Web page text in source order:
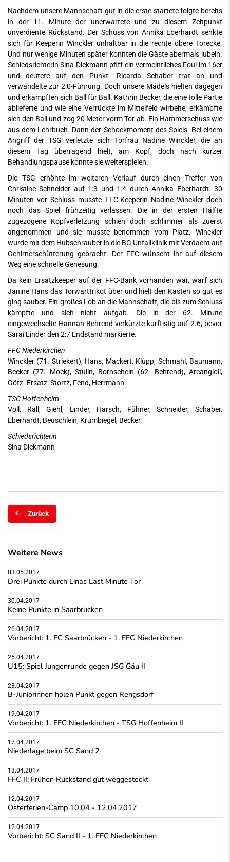
Nachdem unsere Mannschaft gut in die erste startete folgte bereits
in der 11. Minute der unerwartete und zu diesem Zeitpunkt
unverdiente Rückstand. Der Schuss von Annika Eberhardt senkte
sich für Keeperin Winckler unhaltbar in die rechte obere Torecke.
Und nur wenige Minuten später konnten die Gäste abermals jubeln.
Schiedsrichterin Sina Diekmann pfiff ein vermeintliches Foul im 16er
und deutete auf den Punkt. Ricarda Schaber trat an und
verwandelte zur 2:0-Führung. Doch unsere Mädels hielten dagegen
und erkämpften sich Ball für Ball. Kathrin Becker, die eine tolle Partie
ablieferte und wie eine Verrückte im Mittelfeld wirbelte, erkämpfte
sich den Ball und zog 20 Meter vorm Tor ab. Ein Hammerschuss wie
aus dem Lehrbuch. Dann der Schockmoment des Spiels. Bei einem
Angriff der TSG verletzte sich Torfrau Nadine Winckler, die an
diesem Tag überragend hielt, am Kopf, doch nach kurzer
Behandlungspause konnte sie weiterspielen.
Die TSG erhöhte im weiteren Verlauf durch einen Treffer von
Christine Schneider auf 1:3 und 1:4 durch Annika Eberhardt. 30
Minuten vor Schluss musste FFC-Keeperin Nadine Winckler doch
noch das Spiel frühzeitig verlassen. Die in der ersten Hälfte
zugezogene Kopfverletzung schien doch schlimmer als zuerst
angenommen und sie musste benommen vom Platz. Winckler
wurde mit dem Hubschrauber in die BG Unfallklinik mit Verdacht auf
Gehirnerschütterung gebracht. Der FFC wünscht ihr auf diesem
Weg eine schnelle Genesung.
Da kein Ersatzkeeper auf der FFC-Bank vorhanden war, warf sich
Janine Hans das Torwarttrikot über und hielt den Kasten so gut es
ging sauber. Ein großes Lob an die Mannschaft, die bis zum Schluss
kämpfte und sich nicht aufgab. Die in der 62. Minute
eingewechselte Hannah Behrend verkürzte kurftistig auf 2.6, bevor
Sarai Linder den 2:7 Endstand markierte.
FFC Niederkirchen
Winckler (71. Striekert), Hans, Mackert, Klupp, Schmahl, Baumann,
Becker (77. Mock), Stulin, Bornschein (62. Behrend), Arcangioli,
Götz. Ersatz: Stortz, Fend, Herrmann
TSG Hoffenheim
Voll, Rall, Giehl, Linder, Harsch, Fühner, Schneider, Schaber,
Eberhardt, Beuschlein, Krumbiegel, Becker
Schiedsrichterin
Sina Diekmann
Zurück
Weitere News
03.05.2017
Drei Punkte durch Linas Last Minute Tor
30.04.2017
Keine Punkte in Saarbrücken
26.04.2017
Vorbericht: 1. FC Saarbrücken - 1. FFC Niederkirchen
25.04.2017
U15: Spiel Jungenrunde gegen JSG Gäu II
23.04.2017
B-Juniorinnen holen Punkt gegen Rengsdorf
19.04.2017
Vorbericht: 1. FFC Niederkirchen - TSG Hoffenheim II
17.04.2017
Niederlage beim SC Sand 2
13.04.2017
FFC II: Frühen Rückstand gut weggesteckt
12.04.2017
Osterferien-Camp 10.04 - 12.04.2017
12.04.2017
Vorbericht: SC Sand II - 1. FFC Niederkirchen